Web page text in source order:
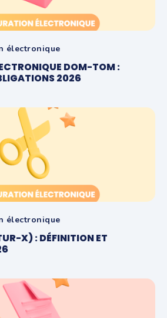
électronique
DOM-TOM :
2026
électronique
X) : DÉFINITION ET